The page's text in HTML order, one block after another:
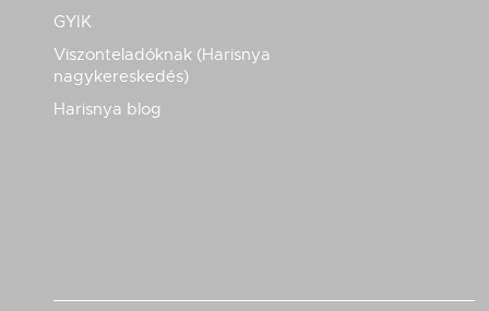
GYIK
Viszonteladóknak (Harisnya
nagykereskedés)
Harisnya blog